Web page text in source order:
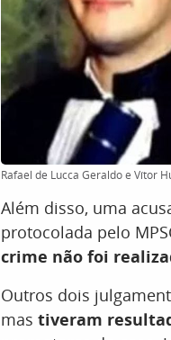
Rafael de Lucca Geraldo e Vítor
Além disso, uma
protocolada pelo
crime não foi
Outros dois
mas tiveram